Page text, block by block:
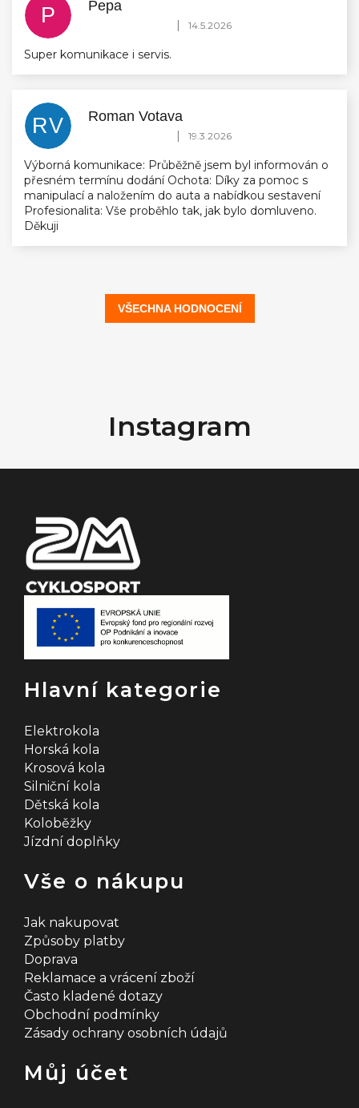
P Pepa
Hodnocení obchodu je 5 z 5 hvězdiček.
| 14.5.2026
Super komunikace i servis.
RV Roman Votava
Hodnocení obchodu je 5 z 5 hvězdiček.
| 19.3.2026
Výborná komunikace: Průběžně jsem byl informován o
přesném termínu dodání Ochota: Díky za pomoc s
manipulací a naložením do auta a nabídkou sestavení
Profesionalita: Vše proběhlo tak, jak bylo domluveno.
Děkuji
VŠECHNA HODNOCENÍ
t
Instagram
Hlavní kategorie
Elektrokola
Horská kola
Krosová kola
Silniční kola
Dětská kola
Koloběžky
Jízdní doplňky
Vše o nákupu
Jak nakupovat
Způsoby platby
Doprava
Reklamace a vrácení zboží
Často kladené dotazy
Obchodní podmínky
Zásady ochrany osobních údajů
Můj účet